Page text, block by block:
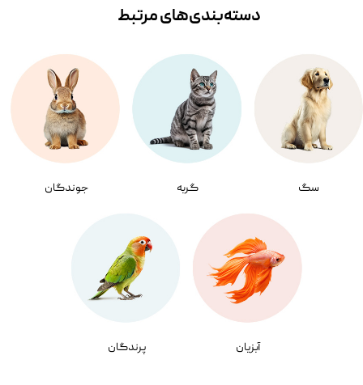
سگ گربه جوندگان
آبزیان پرندگان
دسته‌بندی‌‌های مرتبط